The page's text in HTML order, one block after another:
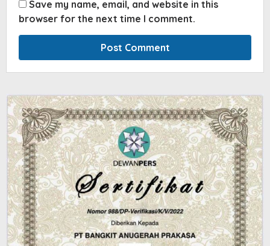
Save my name, email, and website in this
browser for the next time I comment.